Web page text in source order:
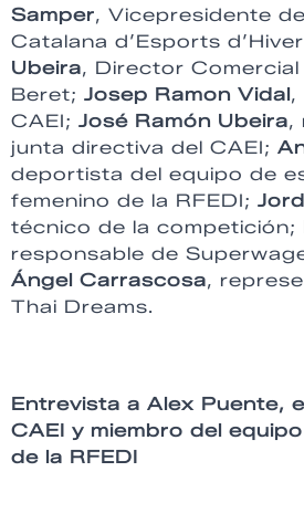
Samper, Vicepresidente
Catalana d’Esports
Ubeira, Director Comercial
Beret; Josep Ramon Vidal,
CAEI; José Ramón Ubeira,
junta directiva del CAEI;
deportista del equipo de
femenino de la RFEDI;
técnico de la competición;
responsable de
Ángel Carrascosa,
Thai Dreams.
Entrevista a Alex Puente,
CAEI y miembro del
de la RFEDI